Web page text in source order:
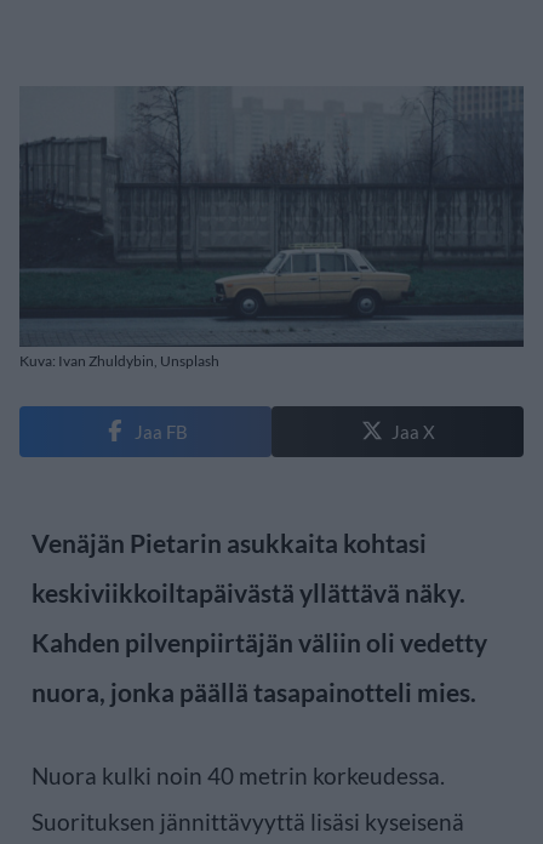
Kuva: Ivan Zhuldybin, Unsplash
Jaa FB Jaa X
Venäjän Pietarin asukkaita kohtasi
keskiviikkoiltapäivästä yllättävä näky.
Kahden pilvenpiirtäjän väliin oli vedetty
nuora, jonka päällä tasapainotteli mies.
Nuora kulki noin 40 metrin korkeudessa.
Suorituksen jännittävyyttä lisäsi kyseisenä